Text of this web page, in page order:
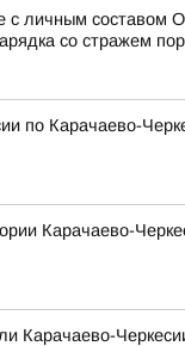
с личным
со стражем
по Карачаево-
Карачаево-